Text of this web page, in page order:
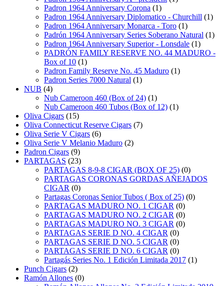
Padron 1964 Anniversary Corona (1)
Padron 1964 Anniversary Diplomatico - Churchill (1)
Padron 1964 Anniversary Monarca - Toro (1)
Padrón 1964 Anniversary Series Soberano Natural (1)
Padron 1964 Anniversary Superior - Lonsdale (1)
PADRÓN FAMILY RESERVE NO. 44 MADURO -
Box of 10 (1)
Padron Family Reserve No. 45 Maduro (1)
Padron Series 7000 Natural (1)
NUB (4)
Nub Cameroon 460 (Box of 24) (1)
Nub Cameroon 460 Tubos (Box of 12) (1)
Oliva Cigars (15)
Oliva Connecticut Reserve Cigars (7)
Oliva Serie V Cigars (6)
Oliva Serie V Melanio Maduro (2)
Padron Cigars (9)
PARTAGAS (23)
PARTAGAS 8-9-8 CIGAR (BOX OF 25) (0)
PARTAGAS CORONAS GORDAS AÑEJADOS
CIGAR (0)
Partagas Coronas Senior Tubos ( Box of 25) (0)
PARTAGAS MADURO NO. 1 CIGAR (0)
PARTAGAS MADURO NO. 2 CIGAR (0)
PARTAGAS MADURO NO. 3 CIGAR (0)
PARTAGAS SERIE D NO. 4 CIGAR (0)
PARTAGAS SERIE D NO. 5 CIGAR (0)
PARTAGAS SERIE D NO. 6 CIGAR (0)
Partagás Series No. 1 Edición Limitada 2017 (1)
Punch Cigars (2)
Ramón Allones (0)